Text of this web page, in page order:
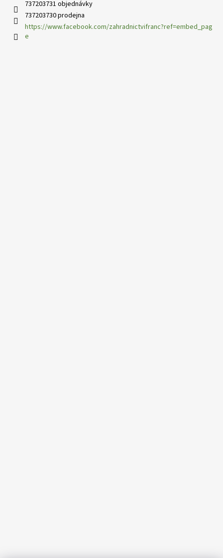
737203731 objednávky
737203730 prodejna
https://www.facebook.com/zahradnictvifranc?ref=embed_pag
e